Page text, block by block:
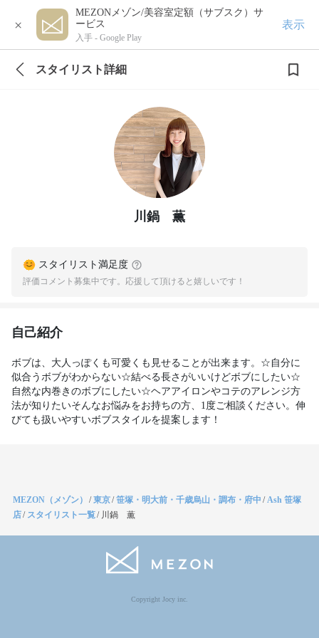
×
MEZONメゾン/美容室定額（サブスク）サ
ービス
入手 - Google Play
表示
スタイリスト詳細
川鍋 薫
スタイリスト満足度
評価コメント募集中です。応援して頂けると嬉しいです！
自己紹介
ボブは、大人っぽくも可愛くも見せることが出来ます。☆自分に
似合うボブがわからない☆結べる長さがいいけどボブにしたい☆
自然な内巻きのボブにしたい☆ヘアアイロンやコテのアレンジ方
法が知りたいそんなお悩みをお持ちの方、1度ご相談ください。伸
びても扱いやすいボブスタイルを提案します！
MEZON（メゾン） /東京/笹塚・明大前・千歳烏山・調布・府中 /Ash 笹塚
店/ スタイリスト一覧/ 川鍋 薫
Copyright Jocy inc.